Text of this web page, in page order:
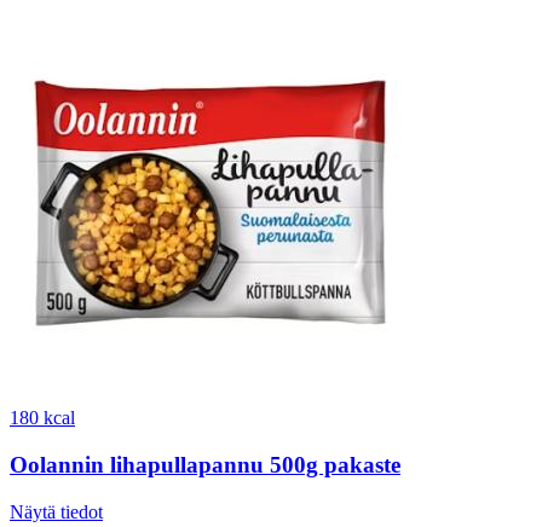
180 kcal
Oolannin lihapullapannu 500g pakaste
Näytä tiedot